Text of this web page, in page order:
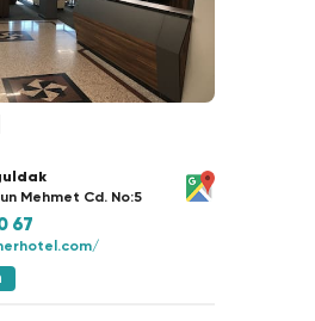
Mehmet Cd. No:5
67